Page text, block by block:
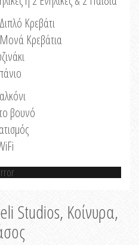
Κρεβάτι
Κρεβάτια
βουνό
Studios, Κοίνυρα,